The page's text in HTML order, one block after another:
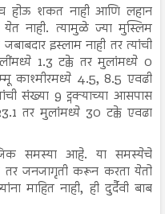
होऊ शकत नाही आणि लहान
येत नाही. त्यामुळे ज्या मुस्लिम
इस्लाम नाही तर त्यांची
1.3 टक्के तर मुलांमध्ये 0
काश्मीरमध्ये 4.5, 8.5 एवढी
संख्या 9 ट्नक्याच्या आसपास
तर मुलांमध्ये 30 टक्के एवढा
समस्या आहे. या समस्येचे
तर जनजागृती करून करता येतो
माहित नाही, ही दुर्दैवी बाब